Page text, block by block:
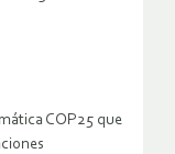
COP25 que